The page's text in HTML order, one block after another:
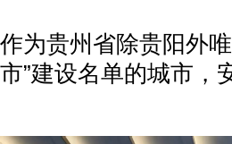
作为贵州省除贵阳外
市”建设名单的城市，